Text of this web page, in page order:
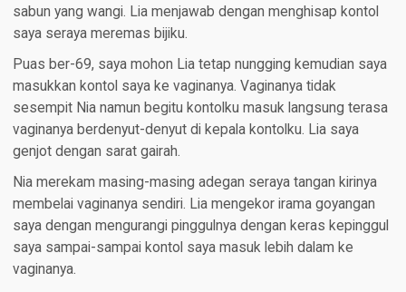
sabun yang wangi. Lia menjawab dengan menghisap kontol
saya seraya meremas bijiku.
Puas ber-69, saya mohon Lia tetap nungging kemudian saya
masukkan kontol saya ke vaginanya. Vaginanya tidak
sesempit Nia namun begitu kontolku masuk langsung terasa
vaginanya berdenyut-denyut di kepala kontolku. Lia saya
genjot dengan sarat gairah.
Nia merekam masing-masing adegan seraya tangan kirinya
membelai vaginanya sendiri. Lia mengekor irama goyangan
saya dengan mengurangi pinggulnya dengan keras kepinggul
saya sampai-sampai kontol saya masuk lebih dalam ke
vaginanya.